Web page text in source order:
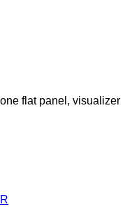
flat panel, visualizer